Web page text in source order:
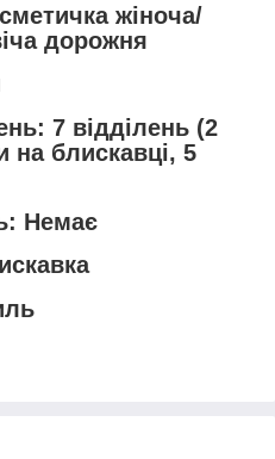
жіноча/
дорожня
7 відділень (2
на блискавці, 5
Немає